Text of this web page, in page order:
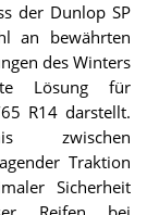
der Dunlop SP
an bewährten
des Winters
Lösung für
R14 darstellt.
zwischen
Traktion
Sicherheit